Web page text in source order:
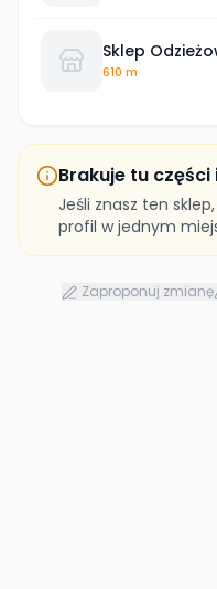
Sklep
610 m
Brakuje tu
Jeśli znasz ten
profil w jednym
Zaproponuj zmianę